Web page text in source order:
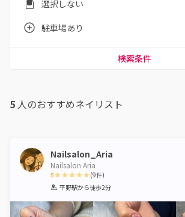
選択しない
駐車場あり
検索条件
5 人のおすすめネイリスト
Nailsalon_Aria
Nailsalon Aria
5
1 2 3 4 5
(9件)
平野駅から徒歩2分